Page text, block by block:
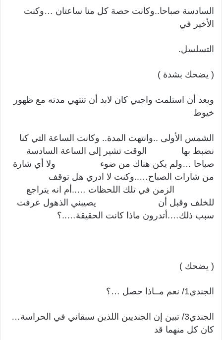
السادسة صباحا..وكانت حصة كل منا ساعتان …وكنت
الأخير في
التسلسل.
( يضحك بشدة )
وبعد أن استلمت واجبي كان لابد أن تنتهي مدته مع ظهور
خيوط
الشمس الأولى ..وانتهت المدة.. وكانت الساعة التي كنا
نضبط بها الوقت تشير إلى الساعة السادسة
صباحا …ولم يكن هناك من ضوء ولا أي شارة
من شارات الصباح…..وكنت لا ادري هل توقف
الزمن في تلك اللحظات …..أم انه يتراجع
للخلف وقبل أن يصيبني الذهول عرفت
سبب ذلك….أتدرون ماذا كانت الحقيقة…..؟
( يضحك )
الجندي1/ نعم مــاذا حصل …؟
الجندي3/ تبين إن الجنديين اللذين سبقاني في الحراسة…
كان كل منهما قد